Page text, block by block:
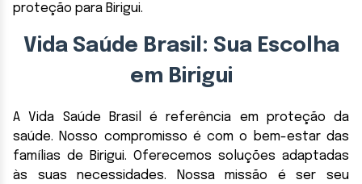
proteção para Birigui.
Vida Saúde Brasil: Sua Escolha
em Birigui
A Vida Saúde Brasil é referência em proteção da
saúde. Nosso compromisso é com o bem-estar das
famílias de Birigui. Oferecemos soluções adaptadas
às suas necessidades. Nossa missão é ser seu